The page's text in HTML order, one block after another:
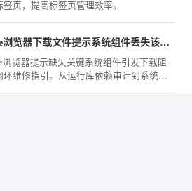
签页，提高标签页管理效率。
google浏览器下载文件提示系统组件丢失该怎么手动修复
浏览器提示缺失关键系统组件引发下载阻
环维修指引。从运行库依赖审计到系统环